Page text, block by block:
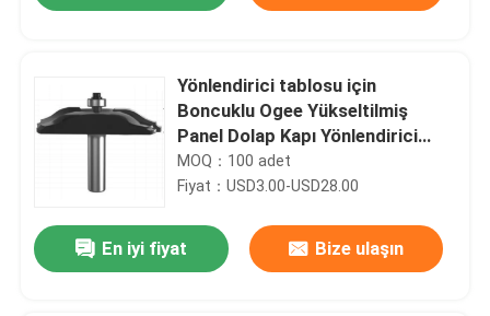
Yönlendirici tablosu için
Boncuklu Ogee Yükseltilmiş
Panel Dolap Kapı Yönlendirici
Uçları
MOQ：100 adet
Fiyat：USD3.00-USD28.00
En iyi fiyat Bize ulaşın